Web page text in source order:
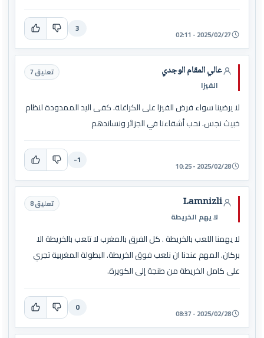
2025/02/27 - 02:11
3
عالي المقام الوجدي
الفيزا
تعليق 7
لا يرضينا سواء فرض الفيزا على الكراغلة. كفى اليد الممدودة لنظام
خبيث نجس. نحب أشقاءنا في الجزائر ونساندهم
2025/02/28 - 10:25
-1
Lamnizli
لا يهم الخريطة
تعليق 8
لا يهمنا اللعب بالخريطة . كل الفرق بالمغرب لا تلعب بالخريطة الا
بركان. المهم عندنا ان نلعب فوق الخريطة. البطولة المغربية تجري
على كامل الخريطة من طنجة إلى الكويرة.
2025/02/28 - 08:37
0